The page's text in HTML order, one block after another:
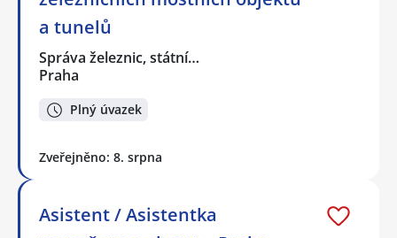
a tunelů
Správa železnic, státní…
Praha
Plný úvazek
Zveřejněno: 8. srpna
Asistent / Asistentka